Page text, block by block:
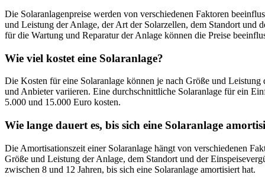
Die Solaranlagenpreise werden von verschiedenen Faktoren
und Leistung der Anlage, der Art der Solarzellen, dem Standort und
für die Wartung und Reparatur der Anlage können die Preise
Wie viel kostet eine Solaranlage?
Die Kosten für eine Solaranlage können je nach Größe und Leistung
und Anbieter variieren. Eine durchschnittliche Solaranlage für ein
5.000 und 15.000 Euro kosten.
Wie lange dauert es, bis sich eine Solaranlage
Die Amortisationszeit einer Solaranlage hängt von verschiedenen
Größe und Leistung der Anlage, dem Standort und der
zwischen 8 und 12 Jahren, bis sich eine Solaranlage amortisiert hat.